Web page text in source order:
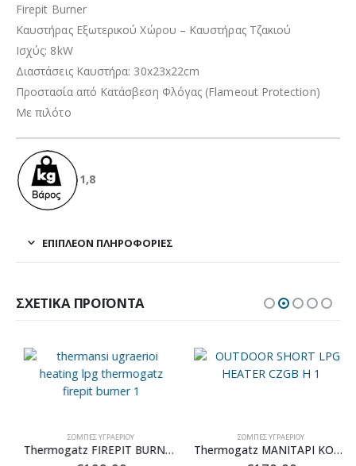
Firepit Burner
Καυστήρας Εξωτερικού Χώρου – Καυστήρας Τζακιού
Ισχύς: 8kW
Διαστάσεις Καυστήρα: 30x23x22cm
Προστασία από Κατάσβεση Φλόγας (Flameout Protection)
Με πιλότο
1,8
ΕΠΙΠΛΈΟΝ ΠΛΗΡΟΦΟΡΊΕΣ
ΣΧΕΤΙΚΆ ΠΡΟΪΌΝΤΑ
ΣΌΜΠΕΣ ΥΓΡΑΕΡΊΟΥ
Thermogatz FIREPIT BURNER BFP001 15,5kW
ΣΌΜΠΕΣ ΥΓΡΑΕΡΊΟΥ
Thermogatz ΜΑΝΙΤΑΡΙ ΚΟΝΤΟ CZGB-H